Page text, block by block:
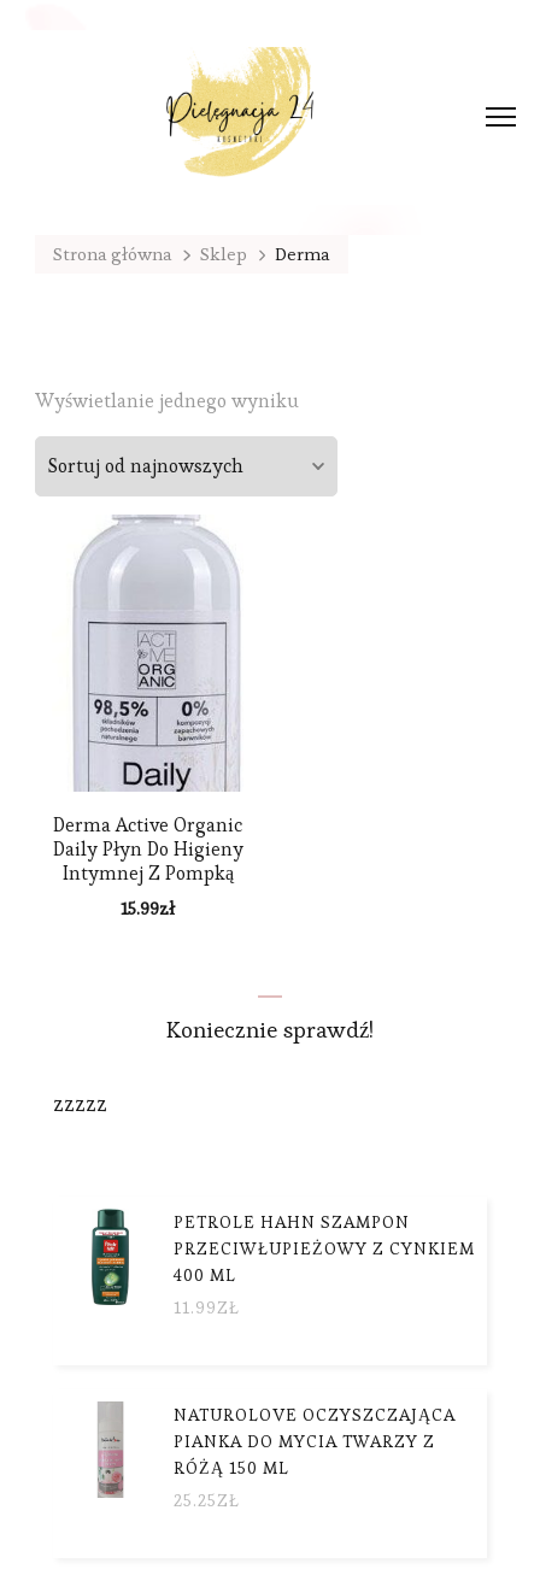
Strona główna Sklep Derma
Wyświetlanie jednego wyniku
Derma Active Organic
Daily Płyn Do Higieny
Intymnej Z Pompką
200ml
15.99zł
Koniecznie sprawdź!
zzzzz
PETROLE HAHN SZAMPON
PRZECIWŁUPIEŻOWY Z CYNKIEM
400 ML
11.99ZŁ
NATUROLOVE OCZYSZCZAJĄCA
PIANKA DO MYCIA TWARZY Z
RÓŻĄ 150 ML
25.25ZŁ